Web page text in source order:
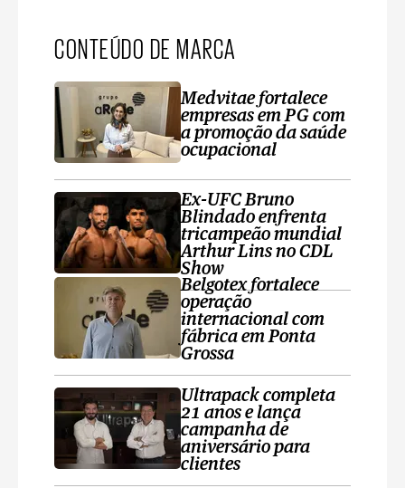
CONTEÚDO DE MARCA
Medvitae fortalece
empresas em PG com
a promoção da saúde
ocupacional
Ex-UFC Bruno
Blindado enfrenta
tricampeão mundial
Arthur Lins no CDL
Show
Belgotex fortalece
operação
internacional com
fábrica em Ponta
Grossa
Ultrapack completa
21 anos e lança
campanha de
aniversário para
clientes